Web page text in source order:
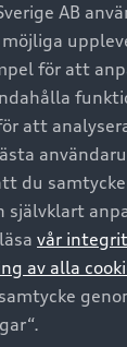
gott som nya
Audi
All Rights
Audi AG
AB
för att
att
du
självklart
vår
av alla